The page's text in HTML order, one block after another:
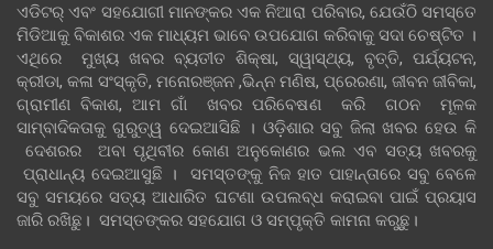
ଏଡିଟର୍ ଏବଂ ସହଯୋଗୀ ମାନଙ୍କର ଏକ ନିଆରା ପରିବାର, ଯେଉଁଠି ସମସ୍ତେ
ମିଡିଆକୁ ବିକାଶର ଏକ ମାଧ୍ୟମ ଭାବେ ଉପଯୋଗ କରିବାକୁ ସଦା ଚେଷ୍ଟିତ ।
ଏଥିରେ ମୁଖ୍ୟ ଖବର ବ୍ୟତୀତ ଶିକ୍ଷା, ସ୍ୱାସ୍ଥ୍ୟ, ବୃତ୍ତି, ପର୍ଯ୍ୟଟନ,
କ୍ରୀଡା, କଳା ସଂସ୍କୃତି, ମନୋରଞ୍ଜନ ,ଭିନ୍ନ ମଣିଷ, ପ୍ରେରଣା, ଜୀବନ ଜୀବିକା,
ଗ୍ରାମୀଣ ବିକାଶ, ଆମ ଗାଁ ଖବର ପରିବେଷଣ କରି ଗଠନ ମୂଳକ
ସାମ୍ବାଦିକତାକୁ ଗୁରୁତ୍ୱ ଦେଇଆସିଛି । ଓଡ଼ିଶାର ସବୁ ଜିଲା ଖବର ହେଉ କି
ଦେଶରର ଅବା ପୃଥିବୀର କୋଣ ଅନୁକୋଣର ଭଲ ଏବ ସତ୍ୟ ଖବରକୁ
ପ୍ରାଧାନ୍ୟ ଦେଇଆସୁଛି । ସମସ୍ତଙ୍କୁ ନିଜ ହାତ ପାହାନ୍ତାରେ ସବୁ ବେଳେ
ସବୁ ସମୟରେ ସତ୍ୟ ଆଧାରିତ ଘଟଣା ଉପଲବ୍ଧ କରାଇବା ପାଇଁ ପ୍ରୟାସ
ଜାରି ରଖିଛୁ। ସମସ୍ତଙ୍କର ସହଯୋଗ ଓ ସମ୍ପୃକ୍ତି କାମନା କରୁଛୁ।